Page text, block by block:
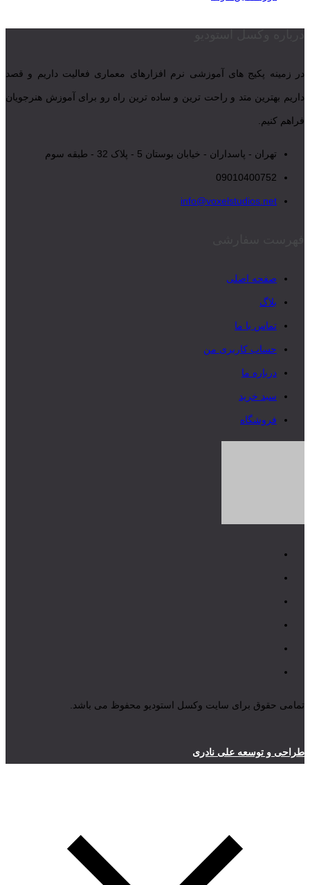
در زمینه پکیج های آموزشی نرم افزارهای معماری فعالیت داریم و قصد
داریم بهترین متد و راحت ترین و ساده ترین راه رو برای آموزش هنرجویان
فراهم کنیم.
تهران - پاسداران - خیابان بوستان 5 - پلاک 32 - طبقه سوم
09010400752
info@voxelstudios.net
صفحه اصلی
بلاگ
تماس با ما
حساب کاربری من
درباره ما
سبد خرید
فروشگاه
تمامی حقوق برای سایت وکسل استودیو محفوظ می باشد.
طراحی و توسعه علی نادری